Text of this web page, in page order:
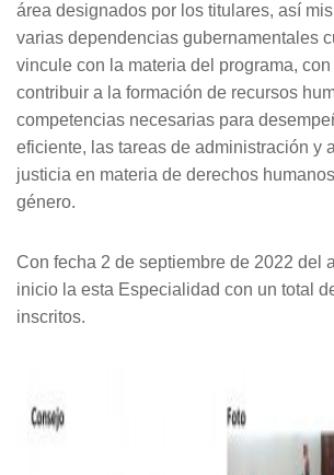
área designados por los titulares, así
varias dependencias gubernamentales
vincule con la materia del programa,
contribuir a la formación de recursos
competencias necesarias para
eficiente, las tareas de administración y
justicia en materia de derechos
género.
Con fecha 2 de septiembre de 2022 del
inicio la esta Especialidad con un total
inscritos.